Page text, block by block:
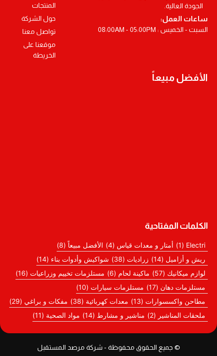
الجودة العالية.
ساعات العمل:
السبت - الخميس : 08:00AM - 05:00PM
المنتجات
حول الشركة
تواصل معنا
موقعنا على
الخريطة
الأفضل مبيعاً
الكلمات المفتاحية
Electri
(1) أمتار و معدات قياس (4) الأفضل مبيعاً(8)
ريش و أزاميل (14) زراديات (38) شواكيش وأدوات بناء (14)
لوازم ميكانيك (57) ماكينة لحام (6) مستلزمات تخييم وزراعيات (16)
مستلزمات دهان (17) مستلزمات سيارات (10)
مطاحن واكسسوارات (13) معدات كهربائية (38) مفكات و براغي (29)
ملحقات المناشير (2) مناشير و مشارط (14) مواد الصحية (11)
© جميع الحقوق محفوظة - شركة مرصد المستقبل